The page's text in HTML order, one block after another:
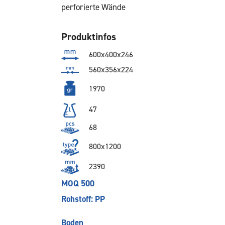
perforierte Wände
Produktinfos
600x400x246
560x356x224
1970
47
68
800x1200
2390
MOQ 500
Rohstoff: PP
Boden